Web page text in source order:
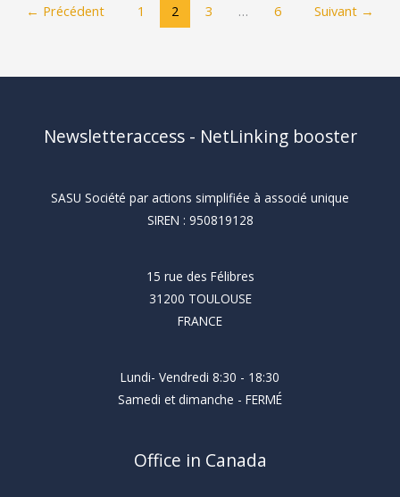
réussir
début
← Précédent 1 2 3 … 6 Suivant →
Newsletteraccess - NetLinking booster
SASU Société par actions simplifiée à associé unique
SIREN : 950819128
15 rue des Félibres
31200 TOULOUSE
FRANCE
Lundi- Vendredi 8:30 - 18:30
Samedi et dimanche - FERMÉ
Office in Canada